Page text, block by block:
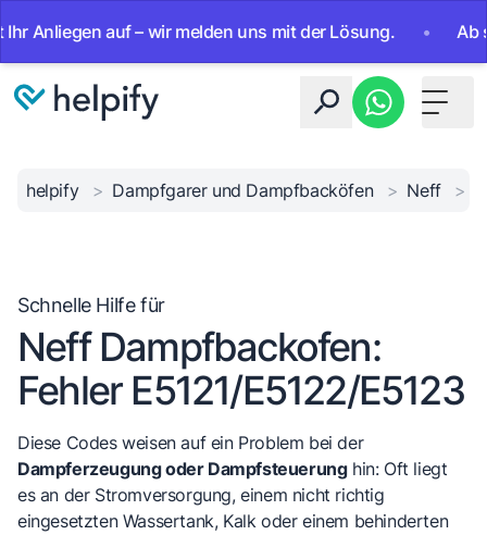
auf – wir melden uns mit der Lösung. • Ab
Toggle
helpify > Dampfgarer und Dampfbacköfen > Neff >
Schnelle Hilfe für
Neff Dampfbackofen:
Fehler E5121/E5122/E5123
Diese Codes weisen auf ein Problem bei der
Dampferzeugung oder Dampfsteuerunghin: Oft liegt
es an der Stromversorgung, einem nicht richtig
eingesetzten Wassertank, Kalk oder einem behinderten